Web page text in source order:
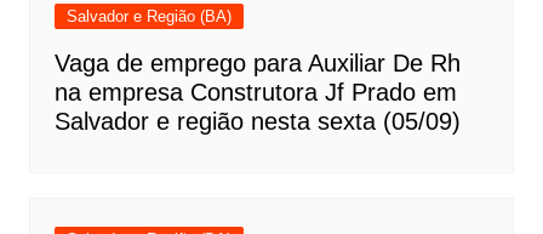
Salvador e Região (BA)
Vaga de emprego para Auxiliar De Rh
na empresa Construtora Jf Prado em
Salvador e região nesta sexta (05/09)